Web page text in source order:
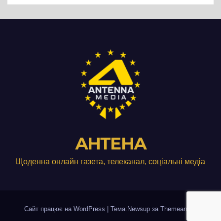
АНТЕНА
Щоденна онлайн газета, телеканал, соціальні медіа
Сайт працює на WordPress Тема:Newsup за Themeansar